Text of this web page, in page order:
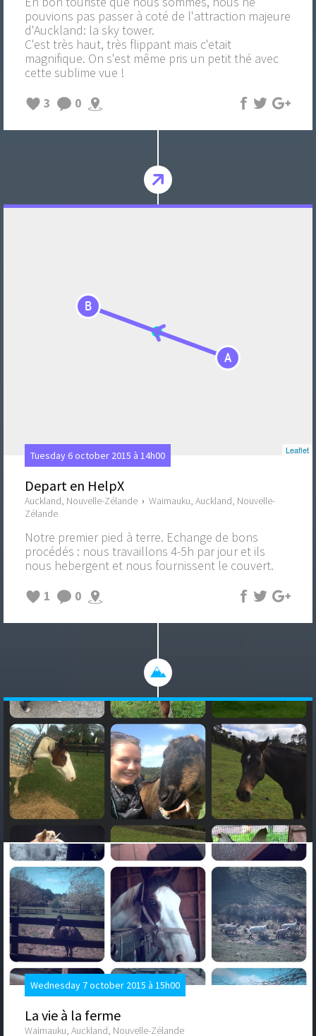
pouvions pas passer à coté de l'attraction majeure
d'Auckland: la sky tower.
C'est très haut, très flippant mais c'etait
magnifique. On s'est même pris un petit thé avec
cette sublime vue !
3
0
A
B
Leaflet
Tuesday 6 october 2015 à 14h00
Depart en HelpX
Auckland, Nouvelle-Zélande › Waimauku, Auckland, Nouvelle-
Zélande
Notre premier pied à terre. Echange de bons
procédés : nous travaillons 4-5h par jour et ils
nous hebergent et nous fournissent le couvert.
1
0
Wednesday 7 october 2015 à 15h00
La vie à la ferme
Waimauku, Auckland, Nouvelle-Zélande